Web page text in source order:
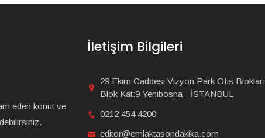
eden konut ve
İletişim Bilgileri
29 Ekim Caddesi Vizyon Park Ofis
Blok Kat:9 Yenibosna - İSTANBUL
0212 454 4200
editor@emlaktasondakika.com